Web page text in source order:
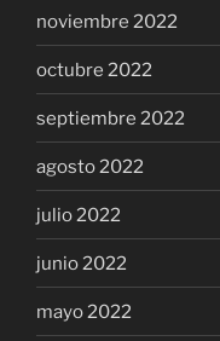
noviembre 2022
octubre 2022
septiembre 2022
agosto 2022
julio 2022
junio 2022
mayo 2022